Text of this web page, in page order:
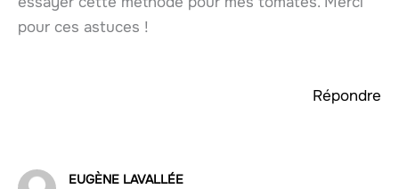
pour ces astuces !
Répondre
EUGÈNE LAVALLÉE